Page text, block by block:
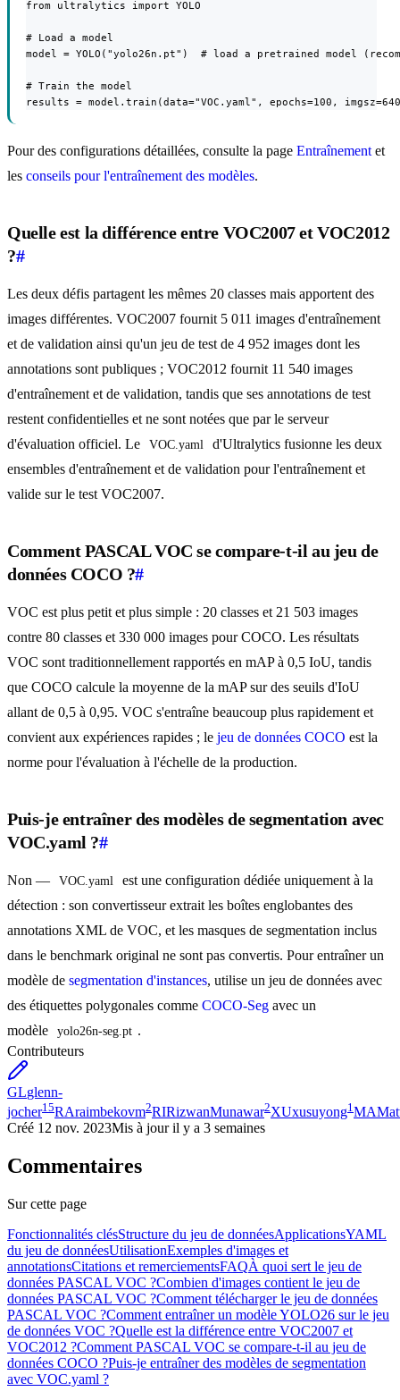
from ultralytics import YOLO
# Load a model
model = YOLO("yolo26n.pt")  # load a pretrained model
# Train the model
results = model.train(data="VOC.yaml", epochs=100,
Pour des configurations détaillées, consulte la page Entraînement et
les conseils pour l'entraînement des modèles.
Quelle est la différence entre VOC2007 et VOC2012
?#
Les deux défis partagent les mêmes 20 classes mais apportent des
images différentes. VOC2007 fournit 5 011 images d'entraînement
et de validation ainsi qu'un jeu de test de 4 952 images dont les
annotations sont publiques ; VOC2012 fournit 11 540 images
d'entraînement et de validation, tandis que ses annotations de test
restent confidentielles et ne sont notées que par le serveur
d'évaluation officiel. Le
VOC.yaml
d'Ultralytics fusionne les deux
ensembles d'entraînement et de validation pour l'entraînement et
valide sur le test VOC2007.
Comment PASCAL VOC se compare-t-il au jeu de
données COCO ?#
VOC est plus petit et plus simple : 20 classes et 21 503 images
contre 80 classes et 330 000 images pour COCO. Les résultats
VOC sont traditionnellement rapportés en mAP à 0,5 IoU, tandis
que COCO calcule la moyenne de la mAP sur des seuils d'IoU
allant de 0,5 à 0,95. VOC s'entraîne beaucoup plus rapidement et
convient aux expériences rapides ; le jeu de données COCO est la
norme pour l'évaluation à l'échelle de la production.
Puis-je entraîner des modèles de segmentation avec
VOC.yaml ?#
Non — VOC.yaml
est une configuration dédiée uniquement à la
détection : son convertisseur extrait les boîtes englobantes des
annotations XML de VOC, et les masques de segmentation inclus
dans le benchmark original ne sont pas convertis. Pour entraîner un
modèle de segmentation d'instances, utilise un jeu de données avec
des étiquettes polygonales comme COCO-Seg avec un
modèle
yolo26n-seg.pt .
Contributeurs
GLglenn-
jocher15RAraimbekovm2RIRizwanMunawar2XUxusuyong1 MA
Créé 12 nov. 2023Mis à jour il y a 3 semaines
Commentaires
Sur cette page
Fonctionnalités clésStructure du jeu de donnéesApplicationsYAML
du jeu de donnéesUtilisationExemples d'images et
annotationsCitations et remerciementsFAQÀ quoi sert le jeu de
données PASCAL VOC ?Combien d'images contient le jeu de
données PASCAL VOC ?Comment télécharger le jeu de données
PASCAL VOC ?Comment entraîner un modèle YOLO26 sur le jeu
de données VOC ?Quelle est la différence entre VOC2007 et
VOC2012 ?Comment PASCAL VOC se compare-t-il au jeu de
données COCO ?Puis-je entraîner des modèles de segmentation
avec VOC.yaml ?